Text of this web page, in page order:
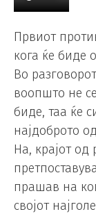
Првиот
кога ќе биде
Во
воопшто не
биде, таа ќе
најдоброто
На, крајот од
прашав на
својот